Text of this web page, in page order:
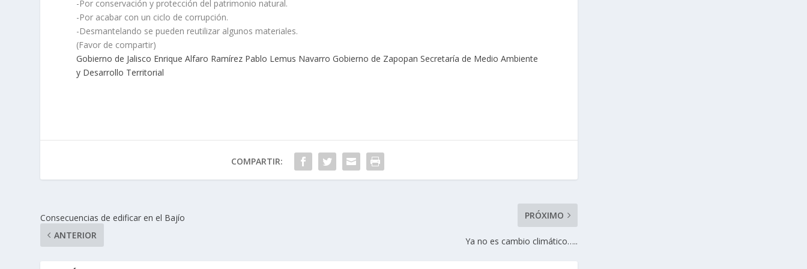
-Por conservación y protección del patrimonio natural.
-Por acabar con un ciclo de corrupción.
-Desmantelando se pueden reutilizar algunos materiales.
(Favor de compartir)
Gobierno de Jalisco Enrique Alfaro Ramírez Pablo Lemus Navarro Gobierno de Zapopan Secretaría de Medio Ambiente
y Desarrollo Territorial
COMPARTIR:
Consecuencias de edificar en el Bajío
ANTERIOR
PRÓXIMO
Ya no es cambio climático…..